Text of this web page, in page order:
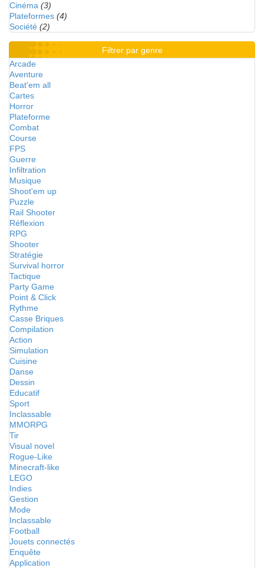
Cinéma (3)
Plateformes (4)
Société (2)
Filtrer par genre
Arcade
Aventure
Beat'em all
Cartes
Horror
Plateforme
Combat
Course
FPS
Guerre
Infiltration
Musique
Shoot'em up
Puzzle
Rail Shooter
Réflexion
RPG
Shooter
Stratégie
Survival horror
Tactique
Party Game
Point & Click
Rythme
Casse Briques
Compilation
Action
Simulation
Cuisine
Danse
Dessin
Educatif
Sport
Inclassable
MMORPG
Tir
Visual novel
Rogue-Like
Minecraft-like
LEGO
Indies
Gestion
Mode
Inclassable
Football
Jouets connectés
Enquête
Application